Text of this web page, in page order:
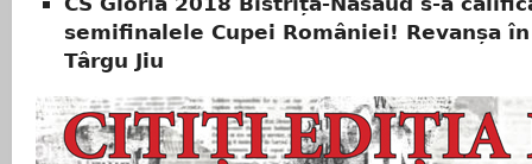
semifinalele Cupei României! Revanșa în
Târgu Jiu